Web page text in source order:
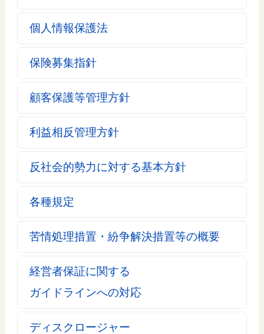
個人情報保護法
保険募集指針
顧客保護等管理方針
利益相反管理方針
反社会的勢力に対する基本方針
各種規定
苦情処理措置・紛争解決措置等の概要
経営者保証に関する
ガイドラインへの対応
ディスクロージャー